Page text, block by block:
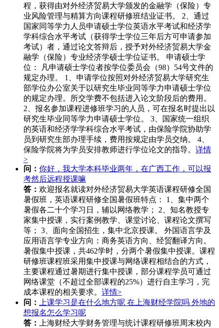
程，获得由对外经济贸易大学颁发的金融学（保险）专
业风险管理与精算方向课程研修班结业证书。 2、通过
国家同等学力人员申请硕士学位英语水平考试和经济学
学科综合水平考试（获得学士学位三年后方可申请参加
考试）者，通过论文答辩后，授予对外经济贸易大学金
融学（保险）专业经济学硕士学位证书。 申请硕士学
位： 凡申请硕士学位者按学位委员会（98）54号文件的
规定办理。 1、申请学位按照对外经济贸易大学研究生
部学位办公室关于以研究生毕业同等学力申请硕士学位
的规定办理。所交学费不包括进入论文阶段后的费用。
2、报名参加课程进修班学习的人员，可在报名时提出以
研究生毕业同等学力申请硕士学位。 3、国家统一组织
的英语和经济学学科综合水平考试，由保险学院协助学
员到研究生部办理手续，费用按规定由学员交纳。 4、
保险学院将为学员安排教师进行学位论文的指导。 详情
>
问： 你好，我大学本科毕业两年，在广西工作，可以报
考然后远程授课嘛
答： 欢迎报名就读对外经济贸易大学英语课程研修全国
暑假班，英语课程研修全国暑假班特点： 1、集中两个
暑假各二十个学习日，辅以网络教学； 2、知名教授专
家集中授课，实行案例教学、课堂讨论、课程论文撰写
等； 3、面向全国招生，集中北京授课。 外国语言学及
应用语言学专业方向：商务英语方向、经贸翻译方向。
暑假集中授课，共462学时，分两个暑假集中授课。课程
研修班课程班采用集中授课与网络课程相结合的方式，
主要课程通过暑期进行集中授课，部分课程学员可通过
网络课堂（不超过全部课程的25%）进行自主学习，完
成本课程的相关要求。 详情>
问：
上课学习是在什么地方呢 在上海财经学院吗 外地的
想报名怎么学习呢
答：
上海财经大学财务管理与统计课程研修班周末校内